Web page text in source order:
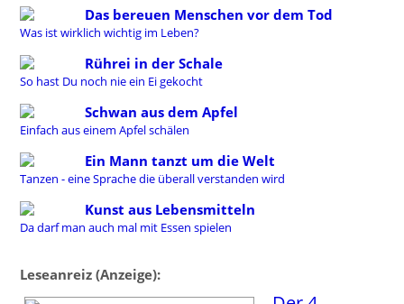
Das bereuen Menschen vor dem Tod
Was ist wirklich wichtig im Leben?
Rührei in der Schale
So hast Du noch nie ein Ei gekocht
Schwan aus dem Apfel
Einfach aus einem Apfel schälen
Ein Mann tanzt um die Welt
Tanzen - eine Sprache die überall verstanden wird
Kunst aus Lebensmitteln
Da darf man auch mal mit Essen spielen
Leseanreiz (Anzeige):